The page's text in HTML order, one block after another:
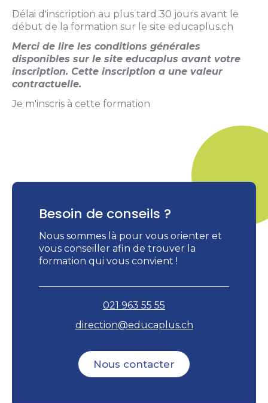
Délai d'inscription au plus tard 30 jours avant le
début de la formation sur le site educaplus.ch
Merci de lire les conditions générales
disponibles sur le site educaplus avant votre
inscription. Cette inscription a une valeur
contractuelle.
Je m'inscris à cette formation
Besoin de conseils ?
Nous sommes là pour vous orienter et
vous conseiller afin de trouver la
formation qui vous convient !
021 963 55 55
direction@educaplus.ch
Nous contacter